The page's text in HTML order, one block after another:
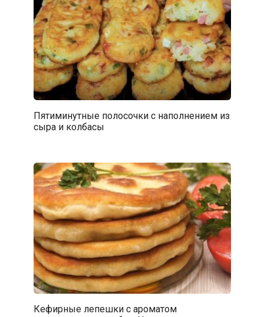
Пятиминутные полосочки с наполнением из
сыра и колбасы
Кефирные лепешки с ароматом